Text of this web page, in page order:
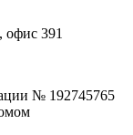
офис 391
№ 192745765